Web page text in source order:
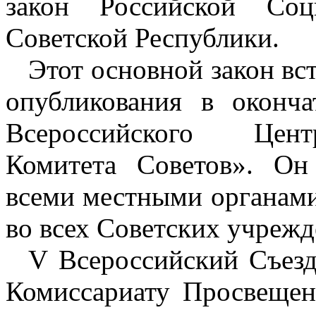
закон Российской
Советской Республики.
Этот основной закон
опубликования в
Всероссийского
Комитета Советов».
всеми местными
во всех Советских
V Всероссийский
Комиссариату